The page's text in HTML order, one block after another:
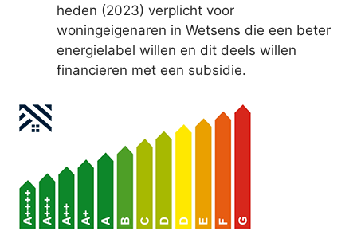
heden (2023) verplicht voor
woningeigenaren in Wetsens die een beter
energielabel willen en dit deels willen
financieren met een subsidie.